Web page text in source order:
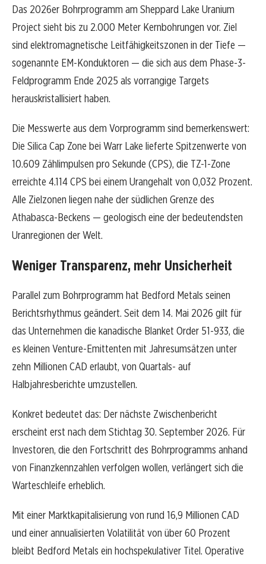
Das 2026er Bohrprogramm am Sheppard Lake Uranium
Project sieht bis zu 2.000 Meter Kernbohrungen vor. Ziel
sind elektromagnetische Leitfähigkeitszonen in der Tiefe —
sogenannte EM-Konduktoren — die sich aus dem Phase-3-
Feldprogramm Ende 2025 als vorrangige Targets
herauskristallisiert haben.
Die Messwerte aus dem Vorprogramm sind bemerkenswert:
Die Silica Cap Zone bei Warr Lake lieferte Spitzenwerte von
10.609 Zählimpulsen pro Sekunde (CPS), die TZ-1-Zone
erreichte 4.114 CPS bei einem Urangehalt von 0,032 Prozent.
Alle Zielzonen liegen nahe der südlichen Grenze des
Athabasca-Beckens — geologisch eine der bedeutendsten
Uranregionen der Welt.
Weniger Transparenz, mehr Unsicherheit
Parallel zum Bohrprogramm hat Bedford Metals seinen
Berichtsrhythmus geändert. Seit dem 14. Mai 2026 gilt für
das Unternehmen die kanadische Blanket Order 51-933, die
es kleinen Venture-Emittenten mit Jahresumsätzen unter
zehn Millionen CAD erlaubt, von Quartals- auf
Halbjahresberichte umzustellen.
Konkret bedeutet das: Der nächste Zwischenbericht
erscheint erst nach dem Stichtag 30. September 2026. Für
Investoren, die den Fortschritt des Bohrprogramms anhand
von Finanzkennzahlen verfolgen wollen, verlängert sich die
Warteschleife erheblich.
Mit einer Marktkapitalisierung von rund 16,9 Millionen CAD
und einer annualisierten Volatilität von über 60 Prozent
bleibt Bedford Metals ein hochspekulativer Titel. Operative